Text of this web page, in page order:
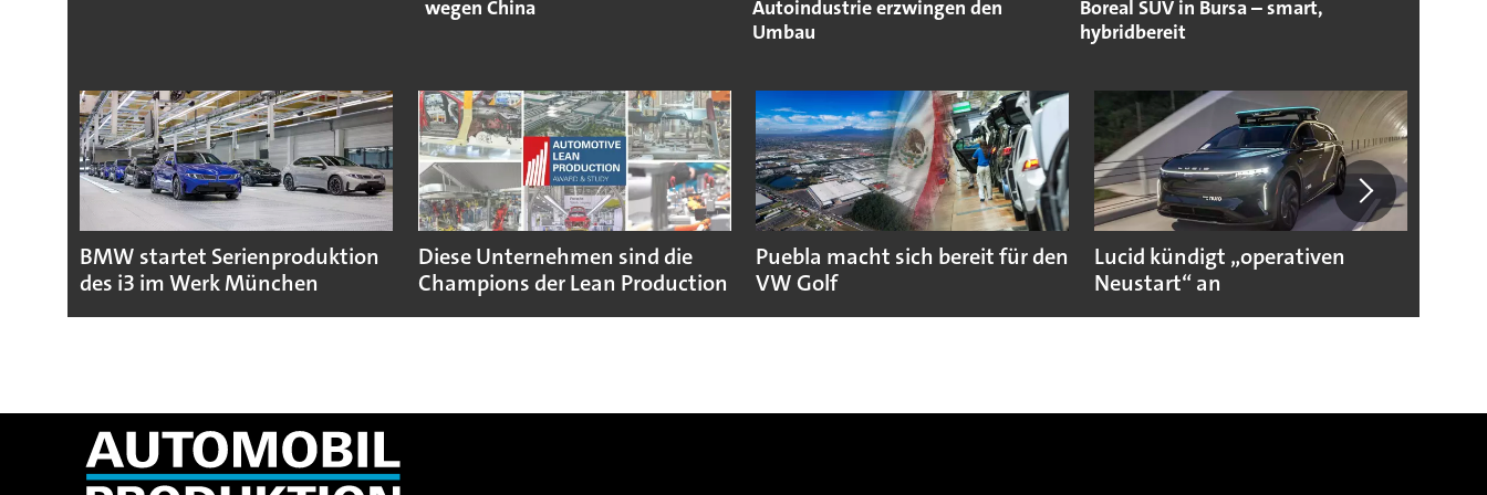
wegen China
Autoindustrie erzwingen den
Umbau
Boreal SUV in Bursa – smart,
hybridbereit
BMW startet Serienproduktion
des i3 im Werk München
Diese Unternehmen sind die
Champions der Lean Production
Puebla macht sich bereit für den
VW Golf
Lucid kündigt „operativen
Neustart“ an